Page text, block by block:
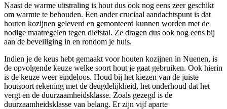
Naast de warme uitstraling is hout dus ook nog eens zeer geschikt
om warmte te behouden. Een ander cruciaal aandachtspunt is dat
houten kozijnen geleverd en gemonteerd kunnen worden met de
nodige maatregelen tegen diefstal. Ze dragen dus ook nog eens bij
aan de beveiliging in en rondom je huis.
Indien je de keus hebt gemaakt voor houten kozijnen in Nuenen, is
de opvolgende keuze welke soort hout je gaat gebruiken. Ook hierin
is de keuze weer eindeloos. Houd bij het kiezen van de juiste
houtsoort rekening met de deugdelijkheid, het onderhoud dat het
vergt en de duurzaamheidsklasse. Zoals gezegd is de
duurzaamheidsklasse van belang. Er zijn vijf aparte